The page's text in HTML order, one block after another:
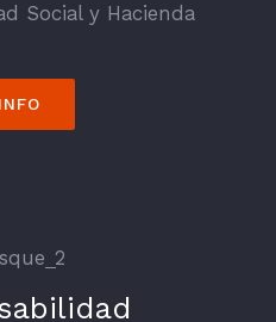
Social y Hacienda